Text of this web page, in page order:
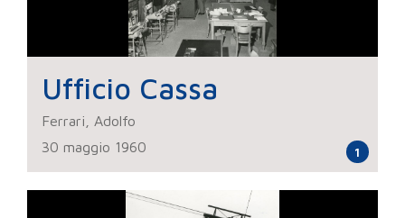
Ufficio Cassa
Ferrari, Adolfo
30 maggio 1960
1